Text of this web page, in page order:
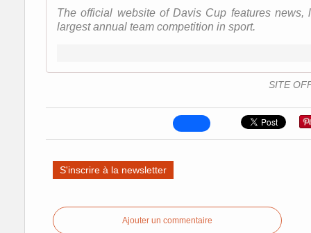
The official website of Davis Cup features
largest annual team competition in sport.
SITE
S'inscrire à la newsletter
Ajouter un commentaire